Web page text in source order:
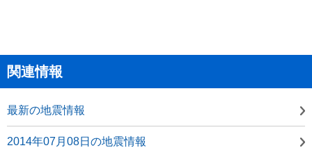
関連情報
最新の地震情報
2014年07月08日の地震情報